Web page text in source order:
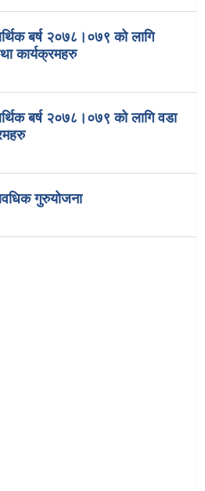
बर्ष २०७८।०७९ को लागि
कार्यक्रमहरु
बर्ष २०७८।०७९ को लागि वडा
गुरुयोजना